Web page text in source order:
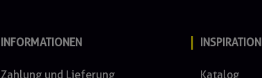
INFORMATIONEN
Zahlung und Lieferung
INSPIRATION
Katalog